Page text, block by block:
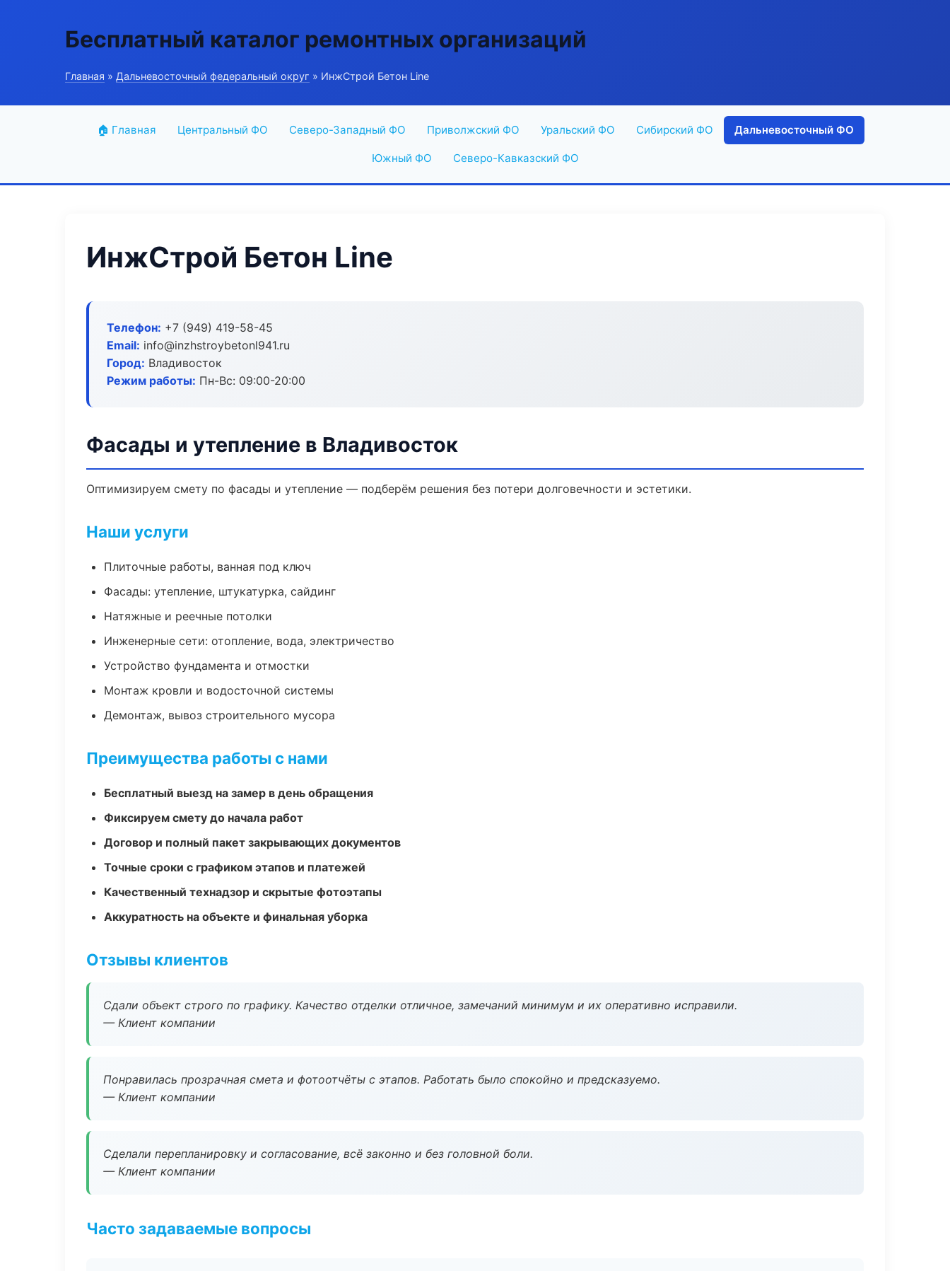
Бесплатный каталог ремонтных организаций
Главная » Дальневосточный федеральный округ » ИнжСтрой Бетон Line
🏠 Главная Центральный ФО Северо-Западный ФО Приволжский ФО Уральский ФО Сибирский ФО Дальневосточный ФО
Южный ФО Северо-Кавказский ФО
ИнжСтрой Бетон Line
Телефон: +7 (949) 419-58-45
Email: info@inzhstroybetonl941.ru
Город: Владивосток
Режим работы: Пн-Вс: 09:00-20:00
Фасады и утепление в Владивосток
Оптимизируем смету по фасады и утепление — подберём решения без потери долговечности и эстетики.
Наши услуги
Плиточные работы, ванная под ключ
Фасады: утепление, штукатурка, сайдинг
Натяжные и реечные потолки
Инженерные сети: отопление, вода, электричество
Устройство фундамента и отмостки
Монтаж кровли и водосточной системы
Демонтаж, вывоз строительного мусора
Преимущества работы с нами
Бесплатный выезд на замер в день обращения
Фиксируем смету до начала работ
Договор и полный пакет закрывающих документов
Точные сроки с графиком этапов и платежей
Качественный технадзор и скрытые фотоэтапы
Аккуратность на объекте и финальная уборка
Отзывы клиентов
Сдали объект строго по графику. Качество отделки отличное, замечаний минимум и их оперативно исправили.
— Клиент компании
Понравилась прозрачная смета и фотоотчёты с этапов. Работать было спокойно и предсказуемо.
— Клиент компании
Сделали перепланировку и согласование, всё законно и без головной боли.
— Клиент компании
Часто задаваемые вопросы